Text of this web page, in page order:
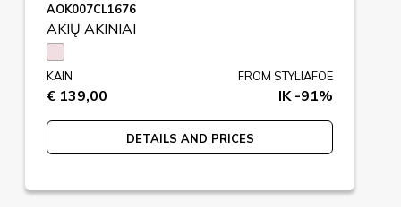
AOK007CL1676
AKIŲ AKINIAI
KAIN
€ 139,00
FROM STYLIAFOE
IK -91%
DETAILS AND PRICES